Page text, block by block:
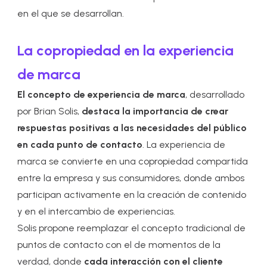
en el que se desarrollan.
La copropiedad en la experiencia
de marca
El concepto de experiencia de marca, desarrollado
por Brian Solis, destaca la importancia de crear
respuestas positivas a las necesidades del público
en cada punto de contacto . La experiencia de
marca se convierte en una copropiedad compartida
entre la empresa y sus consumidores, donde ambos
participan activamente en la creación de contenido
y en el intercambio de experiencias.
Solispropone reemplazar el concepto tradicional de
puntos de contacto con el de momentos de la
verdad, donde cada interacción con el cliente